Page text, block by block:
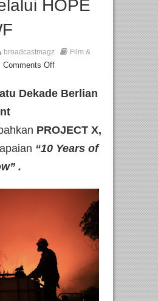
HOPE
broadcastmagz
Film &
Comments Off
Dekade Berlian
PROJECT X,
“10 Years of
.